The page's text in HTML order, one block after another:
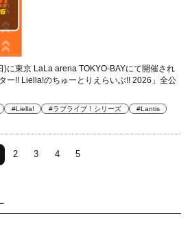
に東京 LaLa arena TOKYO-BAYにて開催され
ー!! Liella!のちゅーとりえらいぶ!! 2026」全公
#Liella! #ラブライブ！シリーズ
#Lantis
2 3 4 5